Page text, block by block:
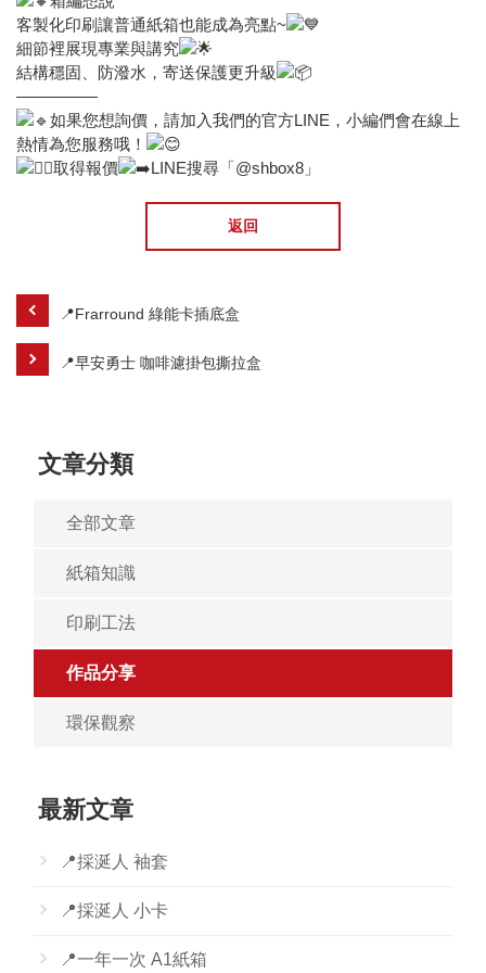
客製化印刷讓普通紙箱也能成為亮點~
細節裡展現專業與講究
結構穩固、防潑水，寄送保護更升級
—————
如果您想詢價，請加入我們的官方LINE，小編們會在線上
熱情為您服務哦！
取得報價
LINE搜尋「@shbox8」
返回
📍Frarround 綠能卡插底盒
📍早安勇士 咖啡濾掛包撕拉盒
文章分類
全部文章
紙箱知識
印刷工法
作品分享
環保觀察
最新文章
📍採涎人 袖套
📍採涎人 小卡
📍一年一次 A1紙箱